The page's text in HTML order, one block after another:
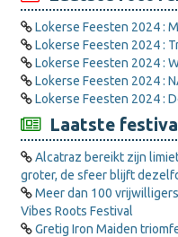
Lokerse Feesten 2024 :
Lokerse Feesten 2024 :
Lokerse Feesten 2024 :
Lokerse Feesten 2024 :
Lokerse Feesten 2024 :
Laatste
Alcatraz bereikt zijn
groter, de sfeer blijft
Meer dan 100
Vibes Roots Festival
Gretig Iron Maiden